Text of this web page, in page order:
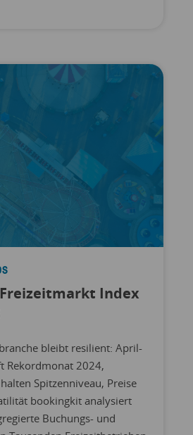
Index
bleibt resilient: April-
Rekordmonat 2024,
Spitzenniveau, Preise
bookingkit analysiert
Buchungs- und